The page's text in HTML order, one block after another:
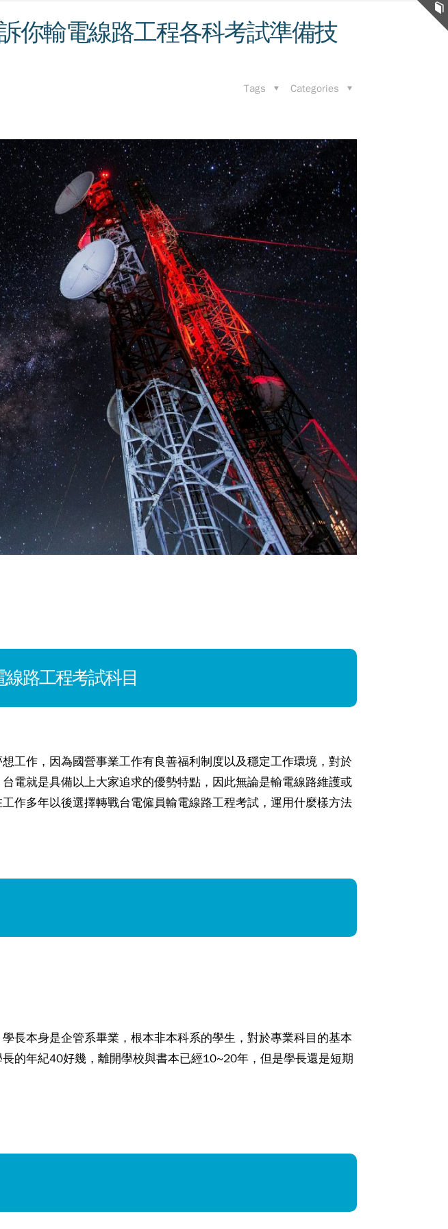
你輸電線路工程各科考試準備技
Categories
Tags
線路工程考試科目
工作，因為國營事業工作有良善福利制度以及穩定工作環境，對於
電就是具備以上大家追求的優勢特點，因此無論是輸電線路維護或
作多年以後選擇轉戰台電僱員輸電線路工程考試，運用什麼樣方法
長本身是企管系畢業，根本非本科系的學生，對於專業科目的基本
的年紀40好幾，離開學校與書本已經10~20年，但是學長還是短期